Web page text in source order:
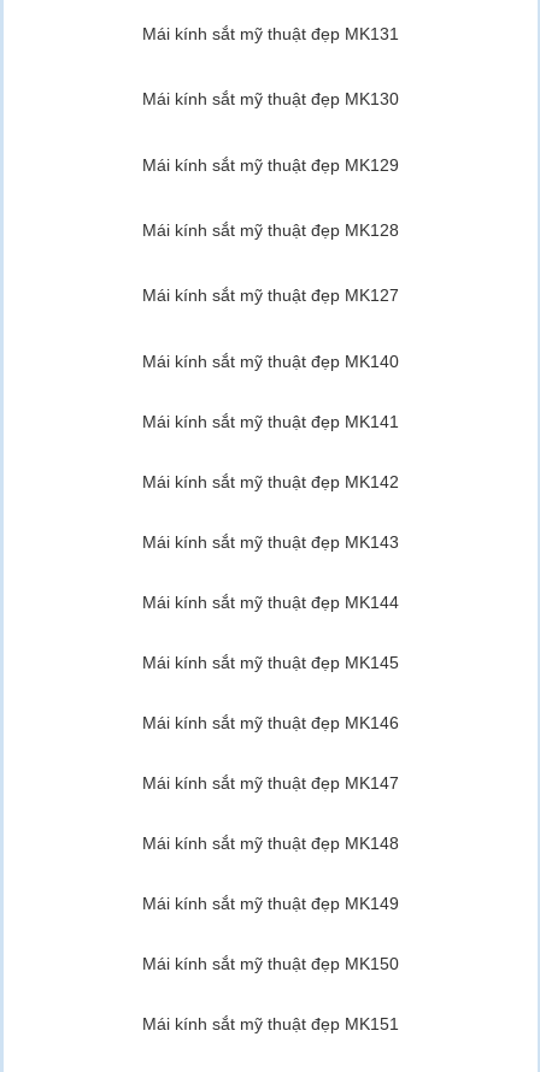
Mái kính sắt mỹ thuật đẹp MK131
Mái kính sắt mỹ thuật đẹp MK130
Mái kính sắt mỹ thuật đẹp MK129
Mái kính sắt mỹ thuật đẹp MK128
Mái kính sắt mỹ thuật đẹp MK127
Mái kính sắt mỹ thuật đẹp MK140
Mái kính sắt mỹ thuật đẹp MK141
Mái kính sắt mỹ thuật đẹp MK142
Mái kính sắt mỹ thuật đẹp MK143
Mái kính sắt mỹ thuật đẹp MK144
Mái kính sắt mỹ thuật đẹp MK145
Mái kính sắt mỹ thuật đẹp MK146
Mái kính sắt mỹ thuật đẹp MK147
Mái kính sắt mỹ thuật đẹp MK148
Mái kính sắt mỹ thuật đẹp MK149
Mái kính sắt mỹ thuật đẹp MK150
Mái kính sắt mỹ thuật đẹp MK151